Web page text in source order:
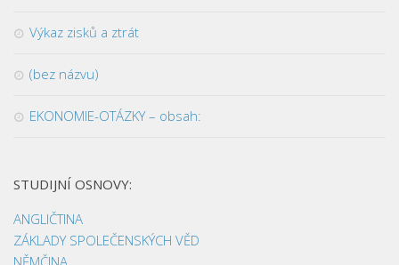
Výkaz zisků a ztrát
(bez názvu)
EKONOMIE-OTÁZKY – obsah:
STUDIJNÍ OSNOVY:
ANGLIČTINA
ZÁKLADY SPOLEČENSKÝCH VĚD
NĚMČINA